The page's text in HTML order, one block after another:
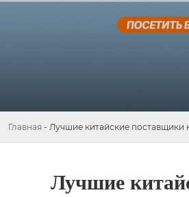
Главная - Лучшие китайские поставщики
Лучшие